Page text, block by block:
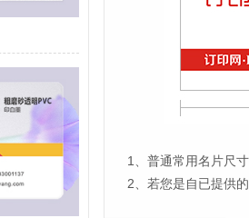
1
普通常用名片尺
2、若您是自已提供